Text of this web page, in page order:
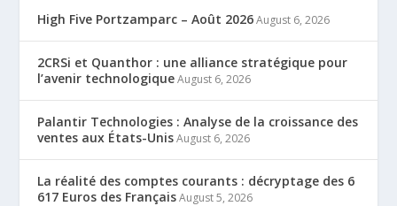
High Five Portzamparc – Août 2026 August 6, 2026
2CRSi et Quanthor : une alliance stratégique pour
l’avenir technologique August 6, 2026
Palantir Technologies : Analyse de la croissance des
ventes aux États-Unis August 6, 2026
La réalité des comptes courants : décryptage des 6
617 Euros des Français August 5, 2026